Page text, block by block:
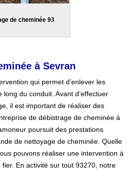
de cheminée 93
à Sevran
qui permet d’enlever les
du conduit. Avant d’effectuer
il est important de réaliser des
de débistrage de cheminée à
poursuit des prestations
de nettoyage de cheminée. Quelle
pouvons réaliser une intervention à
En activité sur tout 93270, notre